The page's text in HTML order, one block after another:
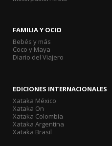
FAMILIA Y OCIO
Bebés y más
Coco y Maya
Diario del Viajero
EDICIONES INTERNACIONALES
Xataka México
Xataka On
Xataka Colombia
Xataka Argentina
Xataka Brasil